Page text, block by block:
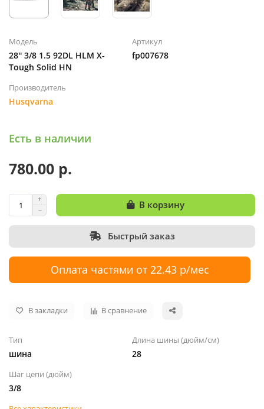
Модель
28'' 3/8 1.5 92DL HLM X-
Tough Solid HN
Артикул
fp007678
Производитель
Husqvarna
Есть в наличии
780.00 р.
В корзину
Быстрый заказ
Оплата частями от 22.43 р/мес
В закладки В сравнение
Тип
шина
Длина шины (дюйм/см)
28
Шаг цепи (дюйм)
3/8